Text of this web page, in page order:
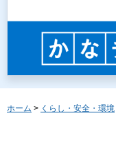
ホーム > くらし・安全・環境